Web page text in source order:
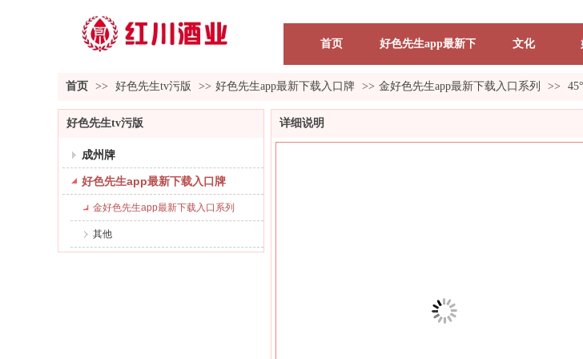
首页 好色先生app最新下载入口 文化
首页 >> 好色先生tv污版 >> 好色先生app最新下载入口牌 >> 金好色先生app最新下载入口系列 >>
好色先生tv污版
成州牌
好色先生app最新下载入口牌
金好色先生app最新下载入口系列
其他
详细说明